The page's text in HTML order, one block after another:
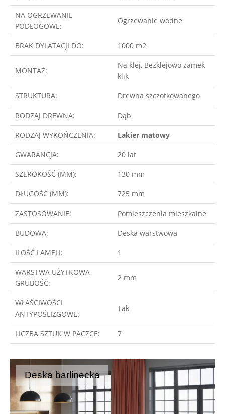
NA OGRZEWANIE
PODŁOGOWE:
Ogrzewanie wodne
BRAK DYLATACJI DO: 1000 m2
MONTAŻ:
Na klej, Bezklejowo zamek
klik
STRUKTURA: Drewna szczotkowanego
RODZAJ DREWNA: Dąb
RODZAJ WYKOŃCZENIA: Lakier matowy
GWARANCJA: 20 lat
SZEROKOŚĆ (MM): 130 mm
DŁUGOŚĆ (MM): 725 mm
ZASTOSOWANIE: Pomieszczenia mieszkalne
BUDOWA: Deska warstwowa
ILOŚĆ LAMELI: 1
WARSTWA UŻYTKOWA
GRUBOŚĆ:
2 mm
WŁAŚCIWOŚCI
ANTYPOŚLIZGOWE:
Tak
LICZBA SZTUK W PACZCE: 7
Deska barlinecka